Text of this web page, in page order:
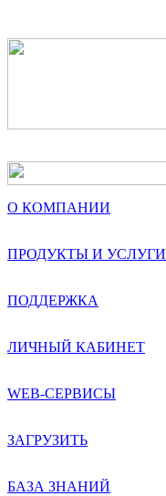
О КОМПАНИИ
ПРОДУКТЫ И УСЛУГИ
ПОДДЕРЖКА
ЛИЧНЫЙ КАБИНЕТ
WEB-СЕРВИСЫ
ЗАГРУЗИТЬ
БАЗА ЗНАНИЙ